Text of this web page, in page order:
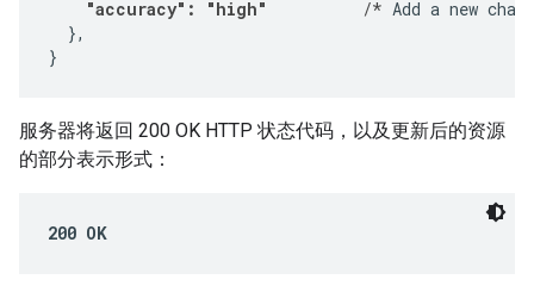
"accuracy": "high"
          /*
Add a new
  },
}
服务器将返回 200 OK HTTP 状态代码，以及更新后的资源
的部分表示形式：
200 OK